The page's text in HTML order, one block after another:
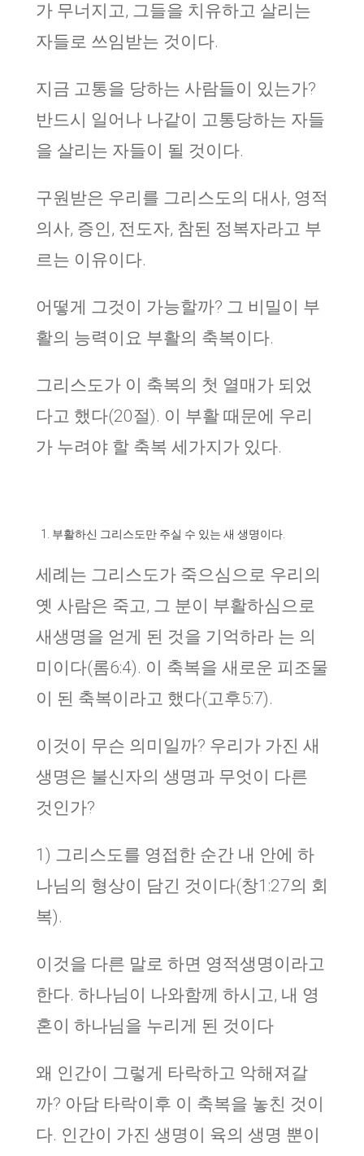
가 무너지고, 그들을 치유하고 살리는
자들로 쓰임받는 것이다.
지금 고통을 당하는 사람들이 있는가?
반드시 일어나 나같이 고통당하는 자들
을 살리는 자들이 될 것이다.
구원받은 우리를 그리스도의 대사, 영적
의사, 증인, 전도자, 참된 정복자라고 부
르는 이유이다.
어떻게 그것이 가능할까? 그 비밀이 부
활의 능력이요 부활의 축복이다.
그리스도가 이 축복의 첫 열매가 되었
다고 했다(20절). 이 부활 때문에 우리
가 누려야 할 축복 세가지가 있다.
부활하신 그리스도만 주실 수 있는 새 생명이다.
세례는 그리스도가 죽으심으로 우리의
옛 사람은 죽고, 그 분이 부활하심으로
새생명을 얻게 된 것을 기억하라 는 의
미이다(롬6:4). 이 축복을 새로운 피조물
이 된 축복이라고 했다(고후5:7).
이것이 무슨 의미일까? 우리가 가진 새
생명은 불신자의 생명과 무엇이 다른
것인가?
1) 그리스도를 영접한 순간 내 안에 하
나님의 형상이 담긴 것이다(창1:27의 회
복).
이것을 다른 말로 하면 영적생명이라고
한다. 하나님이 나와함께 하시고, 내 영
혼이 하나님을 누리게 된 것이다
왜 인간이 그렇게 타락하고 악해져갈
까? 아담 타락이후 이 축복을 놓친 것이
다. 인간이 가진 생명이 육의 생명 뿐이